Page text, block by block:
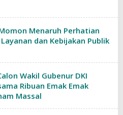
Menaruh Perhatian
dan Kebijakan Publik
Wakil Gubenur DKI
Ribuan Emak Emak
Massal